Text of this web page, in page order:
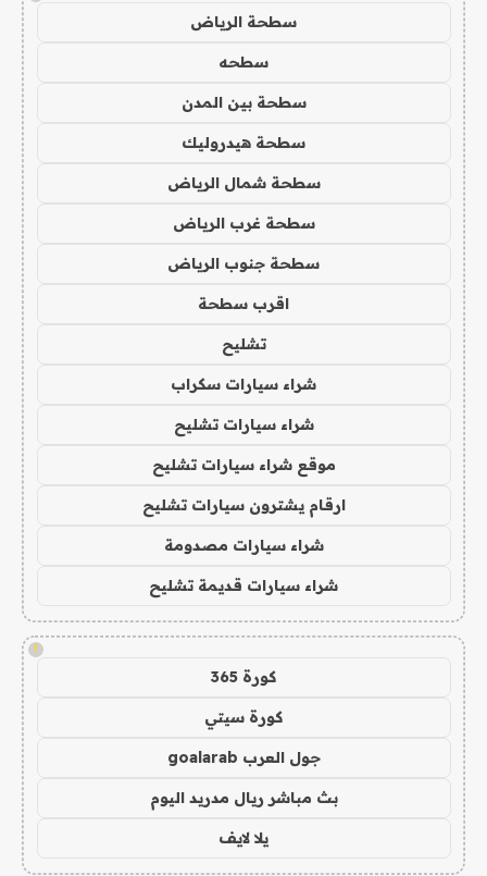
سطحة الرياض
سطحه
سطحة بين المدن
سطحة هيدروليك
سطحة شمال الرياض
سطحة غرب الرياض
سطحة جنوب الرياض
اقرب سطحة
تشليح
شراء سيارات سكراب
شراء سيارات تشليح
موقع شراء سيارات تشليح
ارقام يشترون سيارات تشليح
شراء سيارات مصدومة
شراء سيارات قديمة تشليح
!
كورة 365
كورة سيتي
جول العرب goalarab
بث مباشر ريال مدريد اليوم
يلا لايف